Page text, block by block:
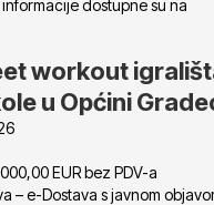
dostupne su na
workout
u Općini
EUR bez PDV-a
– e-Dostava s javnom